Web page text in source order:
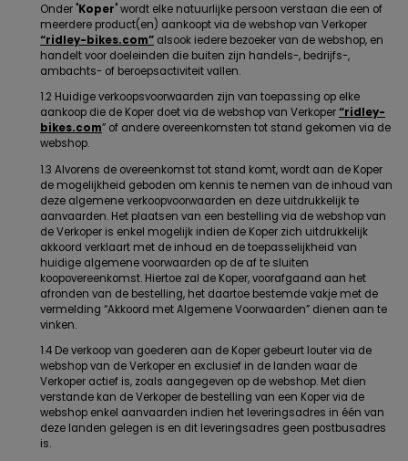
Onder "Koper" wordt elke natuurlijke persoon verstaan die een of
meerdere product(en) aankoopt via de webshop van Verkoper
“ridley-bikes.com” alsook iedere bezoeker van de webshop, en
handelt voor doeleinden die buiten zijn handels-, bedrijfs-,
ambachts- of beroepsactiviteit vallen.
1.2 Huidige verkoopsvoorwaarden zijn van toepassing op elke
aankoop die de Koper doet via de webshop van Verkoper“ridley-
bikes.com” of andere overeenkomsten tot stand gekomen via de
webshop.
1.3 Alvorens de overeenkomst tot stand komt, wordt aan de Koper
de mogelijkheid geboden om kennis te nemen van de inhoud van
deze algemene verkoopvoorwaarden en deze uitdrukkelijk te
aanvaarden. Het plaatsen van een bestelling via de webshop van
de Verkoper is enkel mogelijk indien de Koper zich uitdrukkelijk
akkoord verklaart met de inhoud en de toepasselijkheid van
huidige algemene voorwaarden op de af te sluiten
koopovereenkomst. Hiertoe zal de Koper, voorafgaand aan het
afronden van de bestelling, het daartoe bestemde vakje met de
vermelding “Akkoord met Algemene Voorwaarden” dienen aan te
vinken.
1.4 De verkoop van goederen aan de Koper gebeurt louter via de
webshop van de Verkoper en exclusief in de landen waar de
Verkoper actief is, zoals aangegeven op de webshop. Met dien
verstande kan de Verkoper de bestelling van een Koper via de
webshop enkel aanvaarden indien het leveringsadres in één van
deze landen gelegen is en dit leveringsadres geen postbusadres
is.